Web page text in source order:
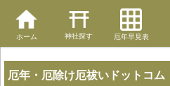
ホーム 神社探す 厄年早見表
厄年・厄除け厄祓いドットコム